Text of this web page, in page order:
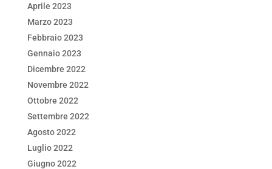
Aprile 2023
Marzo 2023
Febbraio 2023
Gennaio 2023
Dicembre 2022
Novembre 2022
Ottobre 2022
Settembre 2022
Agosto 2022
Luglio 2022
Giugno 2022